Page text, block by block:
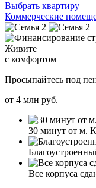
Выбрать квартиру
Коммерческие
Живите
с комфортом
Просыпайтесь под
от 4 млн руб.
30 минут от м.
Все корпуса